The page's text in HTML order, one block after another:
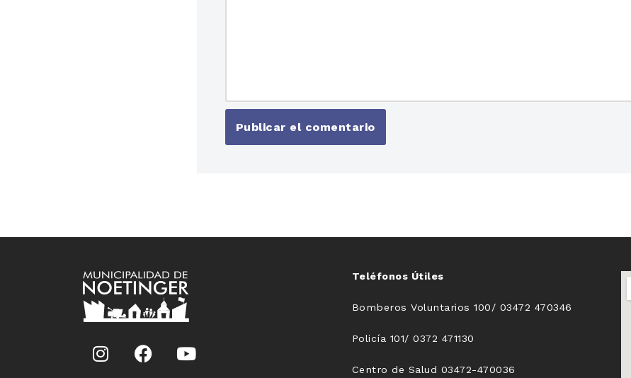
Teléfonos Útiles
Bomberos Voluntarios 100/ 03472 470346
Policía 101/ 0372 471130
Centro de Salud 03472-470036